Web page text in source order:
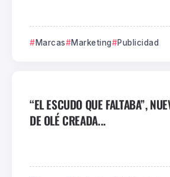
Marcas Marketing Publicidad
“EL ESCUDO QUE FALTABA”,
DE OLÉ CREADA...